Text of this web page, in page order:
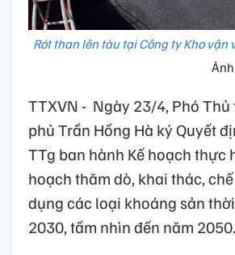
Rót than lên tàu tại Công ty Kho vận
TTXVN - Ngày 23/4, Phó
phủ Trần Hồng Hà ký Quyết
TTg ban hành Kế hoạch thực
hoạch thăm dò, khai thác,
dụng các loại khoáng sản
2030, tầm nhìn đến năm 2050.